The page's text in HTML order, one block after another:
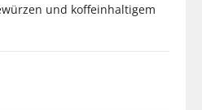
und koffeinhaltigem